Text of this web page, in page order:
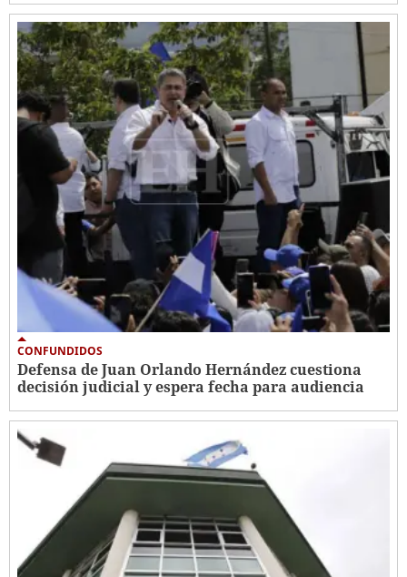
CONFUNDIDOS
Defensa de Juan Orlando Hernández cuestiona
decisión judicial y espera fecha para audiencia